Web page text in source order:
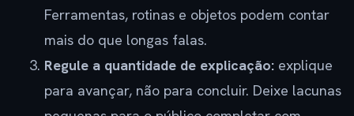
Ferramentas, rotinas e objetos podem contar
mais do que longas falas.
Regule a quantidade de explicação: explique
para avançar, não para concluir. Deixe lacunas